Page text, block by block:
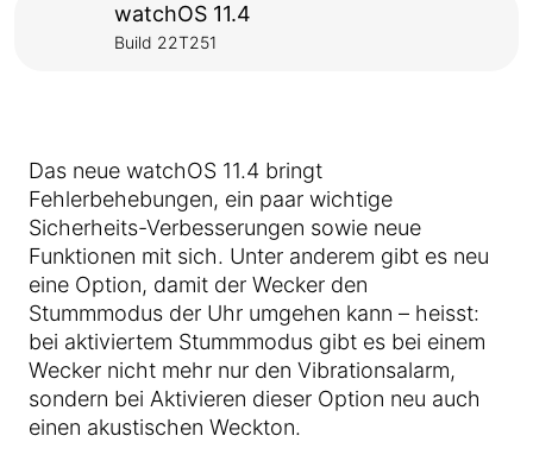
watchOS 11.4
Build 22T251
Das neue watchOS 11.4 bringt
Fehlerbehebungen, ein paar wichtige
Sicherheits-Verbesserungen sowie neue
Funktionen mit sich. Unter anderem gibt es neu
eine Option, damit der Wecker den
Stummmodus der Uhr umgehen kann – heisst:
bei aktiviertem Stummmodus gibt es bei einem
Wecker nicht mehr nur den Vibrationsalarm,
sondern bei Aktivieren dieser Option neu auch
einen akustischen Weckton.